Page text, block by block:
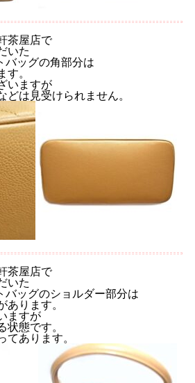
茶屋店で
いた
バッグの角部分は
。
いますが
は見受けられません。
茶屋店で
いた
バッグのショルダー部分は
ります。
ますが
態です。
あります。